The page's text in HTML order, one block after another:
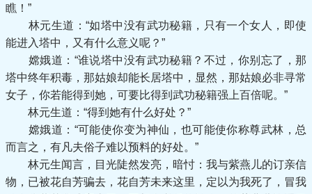
瞧！”
林元生道：“如塔中没有武功秘籍，只有一个女人，即使
能进入塔中，又有什么意义呢？”
嫦娥道：“谁说塔中没有武功秘籍？不过，你别忘了，那
塔中终年积毒，那姑娘却能长居塔中，显然，那姑娘必非寻常
女子，你若能得到她，可要比得到武功秘籍强上百倍呢。”
林元生道：“得到她有什么好处？”
嫦娥道：“可能使你变为神仙，也可能使你称尊武林，总
而言之，有凡夫俗子难以预料的好处。”
林元生闻言，目光陡然发亮，暗忖：我与紫燕儿的订亲信
物，已被花自芳骗去，花自芳未来这里，定以为我死了，冒我